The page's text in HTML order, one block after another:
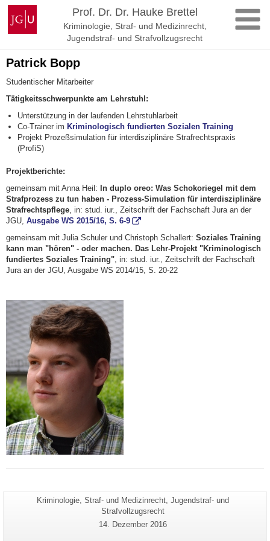
Zum
Inhalt
springen
Johannes
Gutenberg-
Universität
Prof. Dr. Dr. Hauke Brettel
Kriminologie, Straf- und Medizinrecht,
Jugendstraf- und Strafvollzugsrecht
Patrick Bopp
Studentischer Mitarbeiter
Tätigkeitsschwerpunkte am Lehrstuhl:
Unterstützung in der laufenden Lehrstuhlarbeit
Co-Trainer imKriminologisch fundierten Sozialen Training
Projekt Prozeßsimulation für interdisziplinäre Strafrechtspraxis
(ProfiS)
Projektberichte:
gemeinsam mit Anna Heil: In duplo oreo: Was Schokoriegel mit dem
Strafprozess zu tun haben - Prozess-Simulation für interdisziplinäre
Strafrechtspflege , in: stud. iur., Zeitschrift der Fachschaft Jura an der
JGU, Ausgabe WS 2015/16, S. 6-9
gemeinsam mit Julia Schuler und Christoph Schallert: Soziales Training
kann man "hören" - oder machen. Das Lehr-Projekt "Kriminologisch
fundiertes Soziales Training" , in: stud. iur., Zeitschrift der Fachschaft
Jura an der JGU, Ausgabe WS 2014/15, S. 20-22
Zusätzliche
Informationen
zu
Seiten-
Kriminologie, Straf- und Medizinrecht, Jugendstraf- und
Strafvollzugsrecht
Letzte
14. Dezember 2016